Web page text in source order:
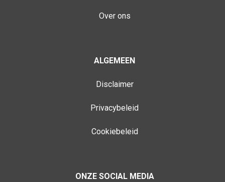
Over ons
ALGEMEEN
Disclaimer
Privacybeleid
Cookiebeleid
ONZE SOCIAL MEDIA